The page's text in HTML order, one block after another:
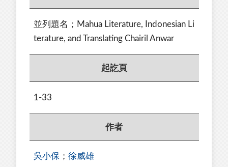
並列題名；Mahua Literature, Indonesian Li
terature, and Translating Chairil Anwar
起訖頁
1-33
作者
吳小保 ； 徐威雄